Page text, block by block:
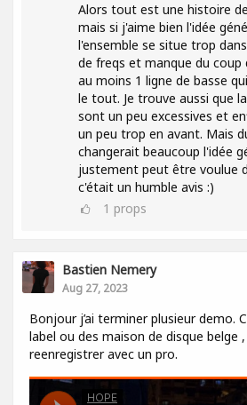
Alors tout est une histoire
mais si j'aime bien l'idée
l'ensemble se situe trop
de freqs et manque du coup
au moins 1 ligne de basse
le tout. Je trouve aussi que
sont un peu excessives et
un peu trop en avant. Mais
changerait beaucoup l'idée
justement peut être voulue
c'était un humble avis :)
1 props
Bastien Nemery
Aug 27, 2023
Bonjour j’ai terminer plusieur demo.
label ou des maison de disque belge ,
reenregistrer avec un pro.